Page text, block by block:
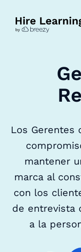
Los Gerentes
mantener
marca al
con los
de entrevista
a la